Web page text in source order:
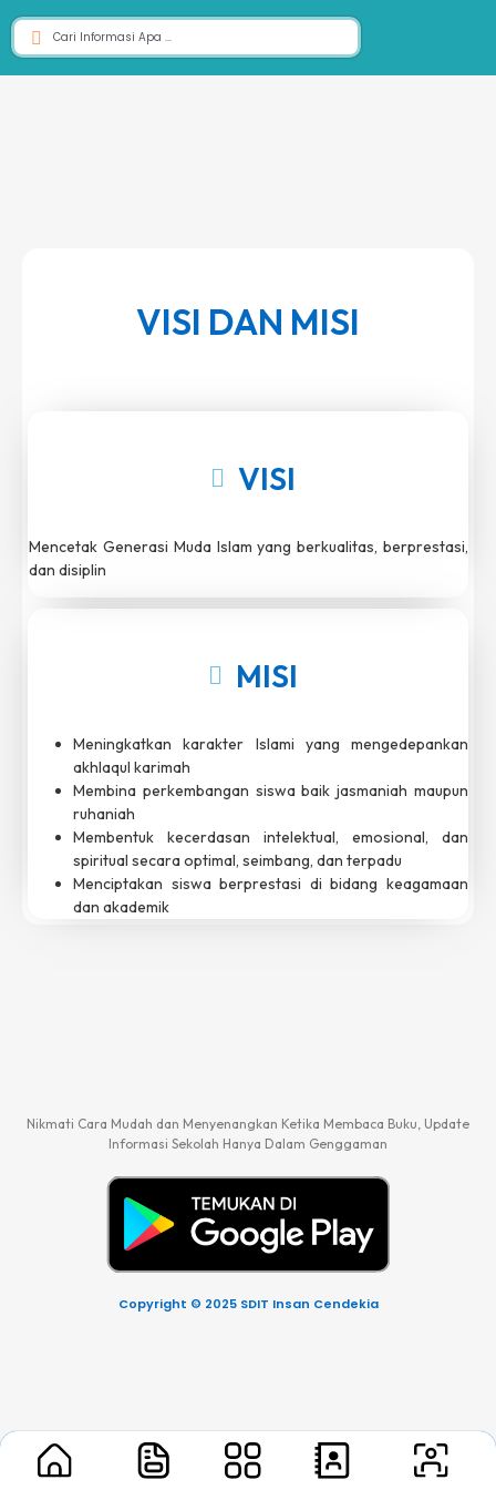
VISI DAN MISI
VISI
Mencetak Generasi Muda Islam yang berkualitas, berprestasi,
dan disiplin
MISI
Meningkatkan karakter Islami yang mengedepankan
akhlaqul karimah
Membina perkembangan siswa baik jasmaniah maupun
ruhaniah
Membentuk kecerdasan intelektual, emosional, dan
spiritual secara optimal, seimbang, dan terpadu
Menciptakan siswa berprestasi di bidang keagamaan
dan akademik
Nikmati Cara Mudah dan Menyenangkan Ketika Membaca Buku, Update
Informasi Sekolah Hanya Dalam Genggaman
Copyright © 2025 SDIT Insan Cendekia